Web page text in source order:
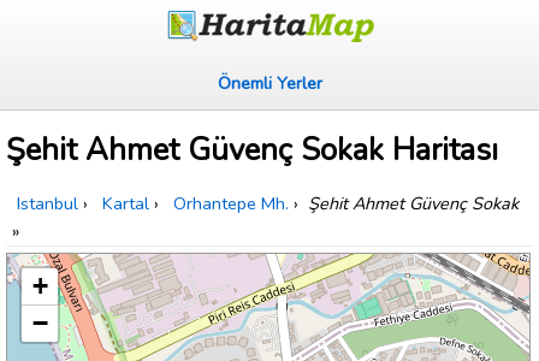
Önemli Yerler
Şehit Ahmet Güvenç Sokak Haritası
Istanbul › Kartal › Orhantepe Mh. › Şehit Ahmet Güvenç Sokak
»
+
−